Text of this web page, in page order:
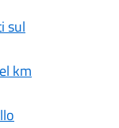
sul
km